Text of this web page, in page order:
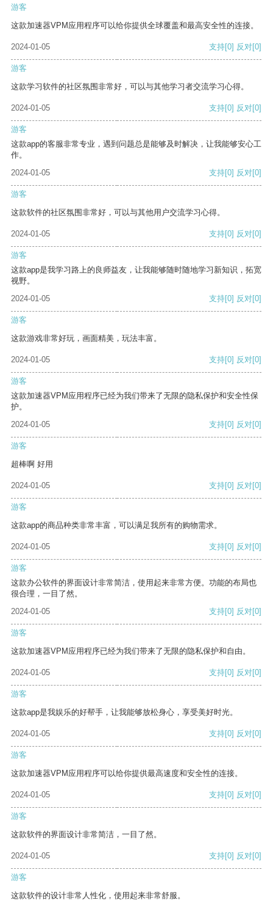
游客
这款加速器VPM应用程序可以给你提供全球覆盖和最高安全性的连接。
2024-01-05 支持[0] 反对[0]
游客
这款学习软件的社区氛围非常好，可以与其他学习者交流学习心得。
2024-01-05 支持[0] 反对[0]
游客
这款app的客服非常专业，遇到问题总是能够及时解决，让我能够安心工
作。
2024-01-05
支持[0] 反对[0]
游客
这款软件的社区氛围非常好，可以与其他用户交流学习心得。
2024-01-05 支持[0] 反对[0]
游客
这款app是我学习路上的良师益友，让我能够随时随地学习新知识，拓宽
视野。
2024-01-05
支持[0] 反对[0]
游客
这款游戏非常好玩，画面精美，玩法丰富。
2024-01-05 支持[0] 反对[0]
游客
这款加速器VPM应用程序已经为我们带来了无限的隐私保护和安全性保
护。
2024-01-05
支持[0] 反对[0]
游客
超棒啊 好用
2024-01-05 支持[0] 反对[0]
游客
这款app的商品种类非常丰富，可以满足我所有的购物需求。
2024-01-05 支持[0] 反对[0]
游客
这款办公软件的界面设计非常简洁，使用起来非常方便。功能的布局也
很合理，一目了然。
2024-01-05
支持[0] 反对[0]
游客
这款加速器VPM应用程序已经为我们带来了无限的隐私保护和自由。
2024-01-05 支持[0] 反对[0]
游客
这款app是我娱乐的好帮手，让我能够放松身心，享受美好时光。
2024-01-05 支持[0] 反对[0]
游客
这款加速器VPM应用程序可以给你提供最高速度和安全性的连接。
2024-01-05 支持[0] 反对[0]
游客
这款软件的界面设计非常简洁，一目了然。
2024-01-05 支持[0] 反对[0]
游客
这款软件的设计非常人性化，使用起来非常舒服。